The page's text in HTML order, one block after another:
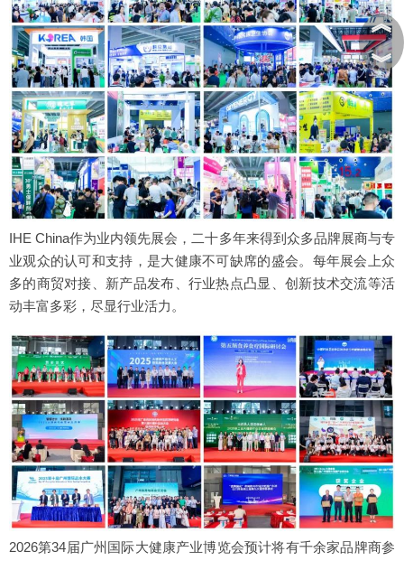
IHE China作为业内领先展会，二十多年来得到众多品牌展商与专
业观众的认可和支持，是大健康不可缺席的盛会。每年展会上众
多的商贸对接、新产品发布、行业热点凸显、创新技术交流等活
动丰富多彩，尽显行业活力。
2026第34届广州国际大健康产业博览会预计将有千余家品牌商参
︽
︾